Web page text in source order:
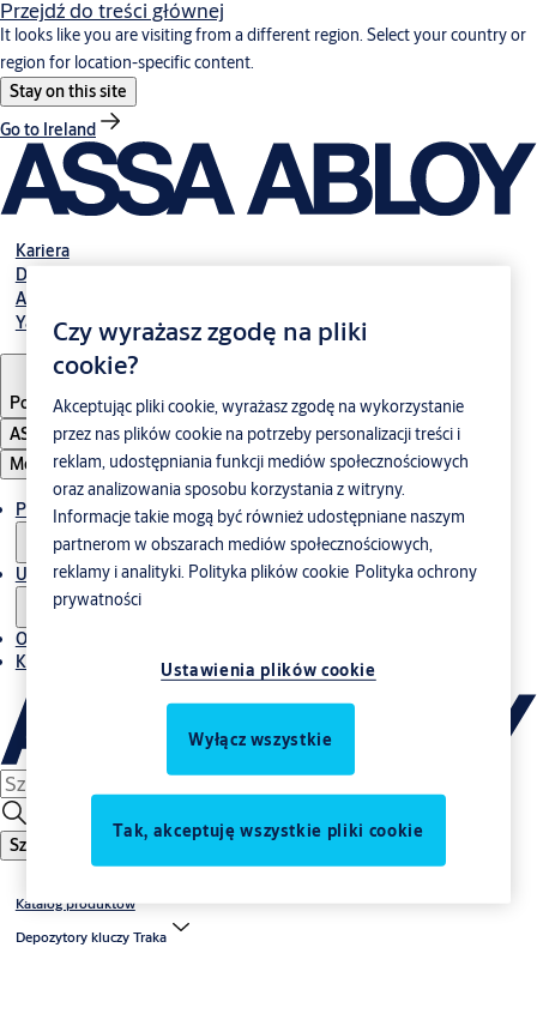
Przejdź do treści głównej
It looks like you are visiting from a different region. Select your country or
region for location-specific content.
Stay on this site
Go to Ireland
Kariera
Do pobrania
Abloy Polska
Yale Polska
Poland·Polski
ASSA ABLOY Group
Menu
Produkty i rozwiązania
Usługi
O nas
Kontakt
Szukaj
Katalog produktów
Depozytory kluczy Traka
Czy wyrażasz zgodę na pliki
cookie?
Akceptując pliki cookie, wyrażasz zgodę na wykorzystanie
przez nas plików cookie na potrzeby personalizacji treści i
reklam, udostępniania funkcji mediów społecznościowych
oraz analizowania sposobu korzystania z witryny.
Informacje takie mogą być również udostępniane naszym
partnerom w obszarach mediów społecznościowych,
reklamy i analityki. Polityka plików cookie Polityka ochrony
prywatności
Ustawienia plików cookie
Wyłącz wszystkie
Tak, akceptuję wszystkie pliki cookie